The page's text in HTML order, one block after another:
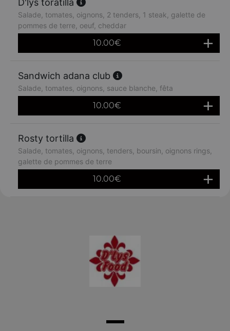
D'lys toratilla
Salade, tomates, oignons, 2 tenders, 1 steak, galette de
pommes de terre, oeuf, cheddar
10.00€
Sandwich adana club
Salade, tomates, oignons, sauce blanche, fêta
10.00€
Rosty tortilla
Salade, tomates, oignons, tenders, boursin, oignons rings,
galette de pommes de terre
10.00€